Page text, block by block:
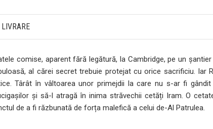
LIVRARE
comise, aparent fără legătură, la Cambridge, pe un
al cărei secret trebuie protejat cu orice sacrificiu. Iar
Târât în vâltoarea unor primejdii la care nu s-ar fi
și să-l atragă în inima străvechii cetăți Iram. O
de a fi răzbunată de forța malefică a celui de-Al Patrulea.